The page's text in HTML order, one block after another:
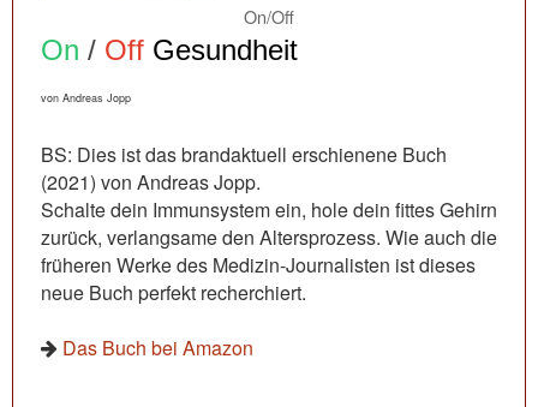
On/Off
On / Off Gesundheit
von Andreas Jopp
BS: Dies ist das brandaktuell erschienene Buch
(2021) von Andreas Jopp.
Schalte dein Immunsystem ein, hole dein fittes Gehirn
zurück, verlangsame den Altersprozess. Wie auch die
früheren Werke des Medizin-Journalisten ist dieses
neue Buch perfekt recherchiert.
Das Buch bei Amazon